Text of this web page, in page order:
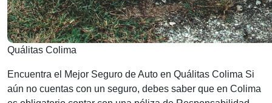
Quálitas Colima
Encuentra el Mejor Seguro de Auto en Quálitas Colima Si
aún no cuentas con un seguro, debes saber que en Colima